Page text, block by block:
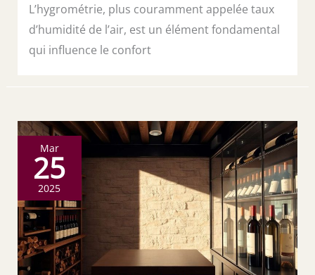
L’hygrométrie, plus couramment appelée taux
d’humidité de l’air, est un élément fondamental
qui influence le confort
Mar
25
2025